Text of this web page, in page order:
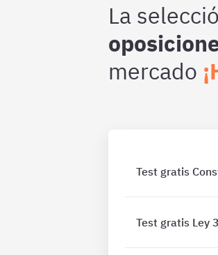
La
mercado
Test gratis
Test gratis Ley